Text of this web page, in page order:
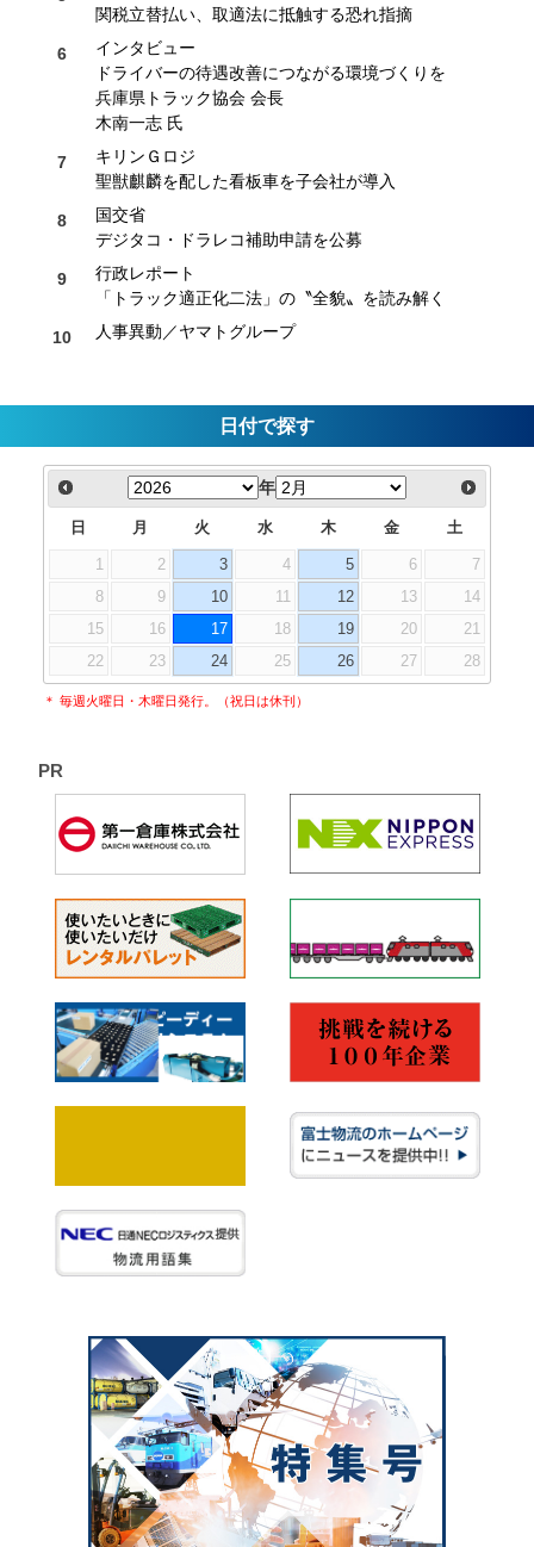
関税立替払い、取適法に抵触する恐れ指摘
インタビュー
ドライバーの待遇改善につながる環境づくりを
兵庫県トラック協会 会長
木南一志 氏
キリンＧロジ
聖獣麒麟を配した看板車を子会社が導入
国交省
デジタコ・ドラレコ補助申請を公募
行政レポート
「トラック適正化二法」の〝全貌〟を読み解く
人事異動／ヤマトグループ
日付で探す
年
日 月 火 水 木 金 土
1 2 3 4 5 6
7
8
9 10 11 12 13
14
15
16 17 18 19 20
21
22
23 24 25 26 27 28
＊ 毎週火曜日・木曜日発行。（祝日は休刊）